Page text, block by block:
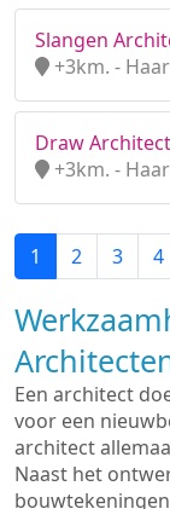
Slangen
+3km. -
Draw
+3km. -
1 2 3 4
Een architect
voor een
architect
Naast het